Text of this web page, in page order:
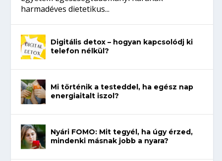
harmadéves dietetikus...
Digitális detox – hogyan kapcsolódj ki
telefon nélkül?
Mi történik a testeddel, ha egész nap
energiaitalt iszol?
Nyári FOMO: Mit tegyél, ha úgy érzed,
mindenki másnak jobb a nyara?